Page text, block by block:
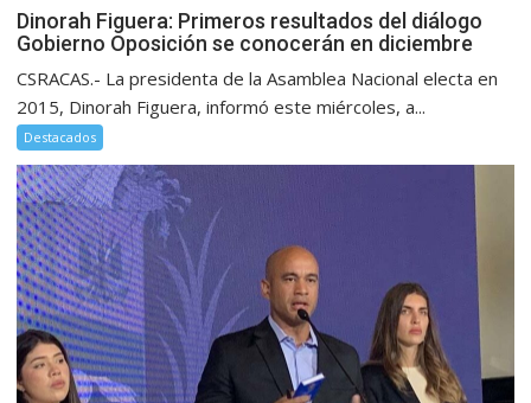
Dinorah Figuera: Primeros resultados del diálogo
Gobierno Oposición se conocerán en diciembre
CSRACAS.- La presidenta de la Asamblea Nacional electa en
2015, Dinorah Figuera, informó este miércoles, a...
Destacados